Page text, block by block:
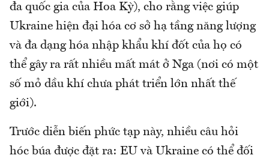
đa quốc gia của Hoa Kỳ), cho rằng việc giúp
Ukraine hiện đại hóa cơ sở hạ tầng năng lượng
và đa dạng hóa nhập khẩu khí đốt của họ có
thể gây ra rất nhiều mất mát ở Nga (nơi có một
số mỏ dầu khí chưa phát triển lớn nhất thế
giới).
Trước diễn biến phức tạp này, nhiều câu hỏi
hóc búa được đặt ra: EU và Ukraine có thể đối